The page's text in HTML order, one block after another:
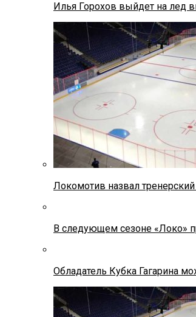
Илья Горохов выйдет на лед
Локомотив назвал
В следующем сезоне «Локо»
Обладатель Кубка Гагарина